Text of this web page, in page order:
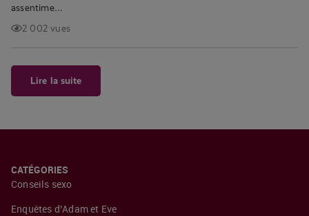
assentime…
2 002 vues
Lire la suite
CATÉGORIES
Conseils sexo
Enquêtes d’Adam et Eve